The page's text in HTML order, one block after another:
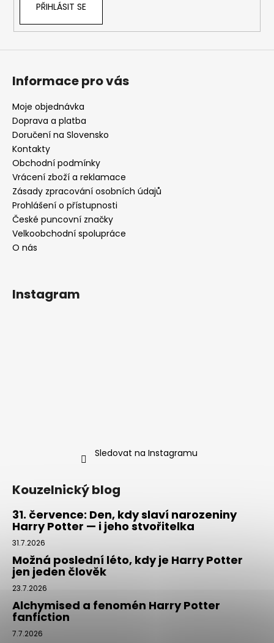
PŘIHLÁSIT SE
Informace pro vás
Moje objednávka
Doprava a platba
Doručení na Slovensko
Kontakty
Obchodní podmínky
Vrácení zboží a reklamace
Zásady zpracování osobních údajů
Prohlášení o přístupnosti
České puncovní značky
Velkoobchodní spolupráce
O nás
Instagram
Sledovat na Instagramu
Kouzelnický blog
31. července: Den, kdy slaví narozeniny
Harry Potter — i jeho stvořitelka
31.7.2026
Možná poslední léto, kdy je Harry Potter
jen jeden člověk
23.7.2026
Alchymised a fenomén Harry Potter
fanfiction
7.7.2026